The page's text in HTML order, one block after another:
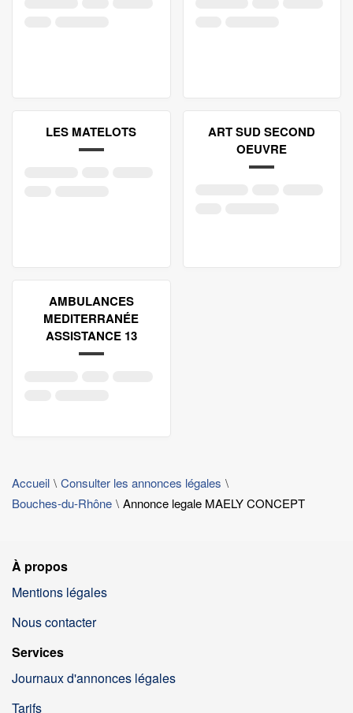
LES MATELOTS
ART SUD SECOND
OEUVRE
AMBULANCES
MEDITERRANÉE
ASSISTANCE 13
Accueil
Consulter les annonces légales
Bouches-du-Rhône
Annonce legale MAELY CONCEPT
À propos
Mentions légales
Nous contacter
Services
Journaux d'annonces légales
Tarifs